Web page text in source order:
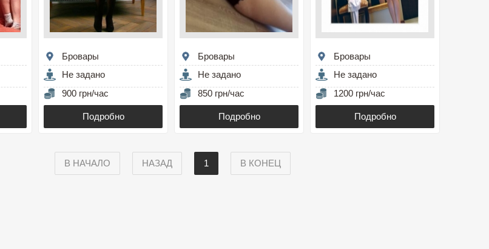
Бровары
Не задано
900 грн/час
Подробно
Бровары
Не задано
850 грн/час
Подробно
Бровары
Не задано
1200 грн/час
Подробно
В НАЧАЛО НАЗАД 1 В КОНЕЦ